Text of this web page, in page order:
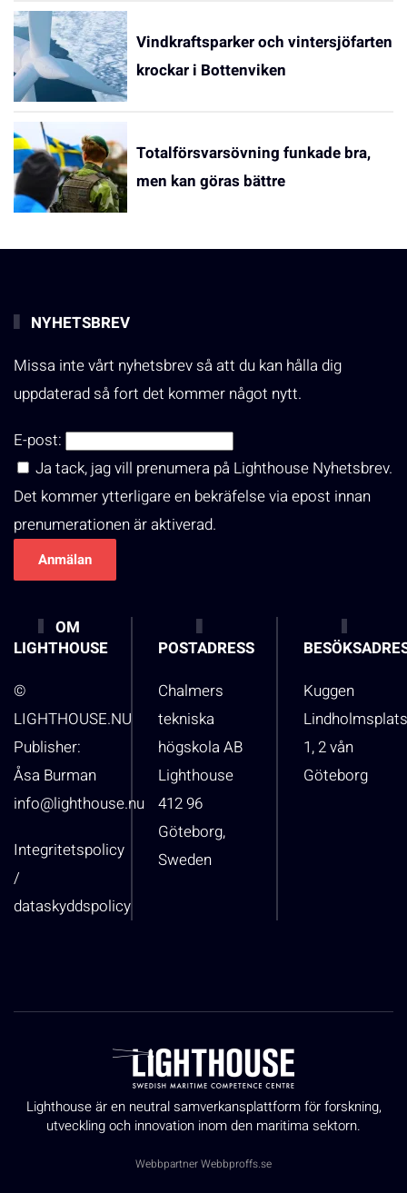
Vindkraftsparker och vintersjöfarten
krockar i Bottenviken
Totalförsvarsövning funkade bra,
men kan göras bättre
NYHETSBREV
Missa inte vårt nyhetsbrev så att du kan hålla dig
uppdaterad så fort det kommer något nytt.
E-post:
Ja tack, jag vill prenumera på Lighthouse Nyhetsbrev.
Det kommer ytterligare en bekräfelse via epost innan
prenumerationen är aktiverad.
OM
LIGHTHOUSE
©
LIGHTHOUSE.NU
Publisher:
Åsa Burman
info@lighthouse.nu
Integritetspolicy
/
dataskyddspolicy
POSTADRESS
Chalmers
tekniska
högskola AB
Lighthouse
412 96
Göteborg,
Sweden
Kuggen
1, 2 vån
Göteborg
Lighthouse är en neutral samverkansplattform för forskning,
utveckling och innovation inom den maritima sektorn.
WebbpartnerWebbproffs.se